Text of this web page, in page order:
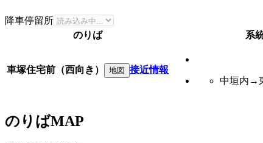
降車停留所
のりば
系
車塚住宅前（西向き） 地図
接近情報
中垣内→
のりばMAP